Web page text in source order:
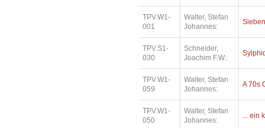
TPV.W1-
001
Walter, Stefan
Johannes:
TPV.S1-
030
Schneider,
Joachim F.W.:
TPV.W1-
059
Walter, Stefan
Johannes:
A 70s
TPV.W1-
050
Walter, Stefan
Johannes:
... ein